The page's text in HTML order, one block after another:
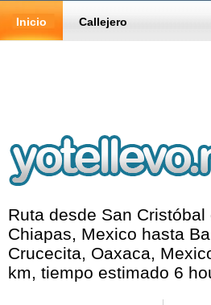
Inicio Callejero
Ruta desde San Cristóbal
Chiapas, Mexico hasta
Crucecita, Oaxaca,
km, tiempo estimado 6